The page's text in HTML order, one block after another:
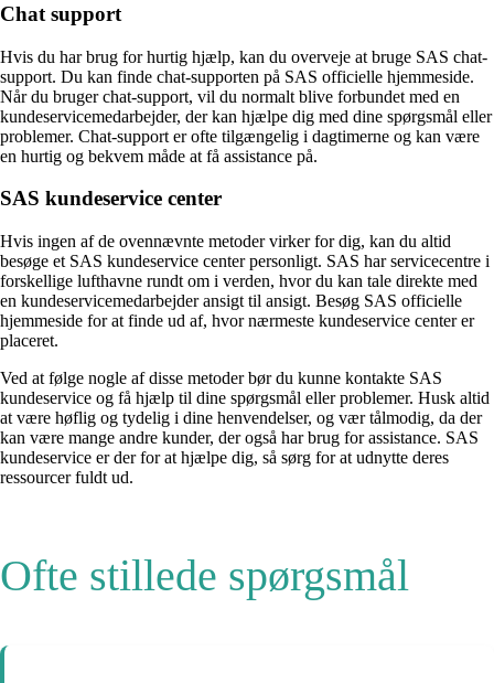
Chat support
Hvis du har brug for hurtig hjælp, kan du overveje at bruge SAS chat-
support. Du kan finde chat-supporten på SAS officielle hjemmeside.
Når du bruger chat-support, vil du normalt blive forbundet med en
kundeservicemedarbejder, der kan hjælpe dig med dine spørgsmål eller
problemer. Chat-support er ofte tilgængelig i dagtimerne og kan være
en hurtig og bekvem måde at få assistance på.
SAS kundeservice center
Hvis ingen af de ovennævnte metoder virker for dig, kan du altid
besøge et SAS kundeservice center personligt. SAS har servicecentre i
forskellige lufthavne rundt om i verden, hvor du kan tale direkte med
en kundeservicemedarbejder ansigt til ansigt. Besøg SAS officielle
hjemmeside for at finde ud af, hvor nærmeste kundeservice center er
placeret.
Ved at følge nogle af disse metoder bør du kunne kontakte SAS
kundeservice og få hjælp til dine spørgsmål eller problemer. Husk altid
at være høflig og tydelig i dine henvendelser, og vær tålmodig, da der
kan være mange andre kunder, der også har brug for assistance. SAS
kundeservice er der for at hjælpe dig, så sørg for at udnytte deres
ressourcer fuldt ud.
Ofte stillede spørgsmål